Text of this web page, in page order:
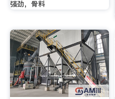
强劲，骨料